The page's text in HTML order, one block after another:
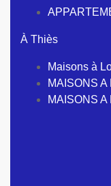
À Thiès
Maisons à
MAISONS A
MAISONS A